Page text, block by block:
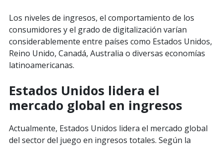
Los niveles de ingresos, el comportamiento de los
consumidores y el grado de digitalización varían
considerablemente entre países como Estados Unidos,
Reino Unido, Canadá, Australia o diversas economías
latinoamericanas.
Estados Unidos lidera el
mercado global en ingresos
Actualmente, Estados Unidos lidera el mercado global
del sector del juego en ingresos totales. Según la